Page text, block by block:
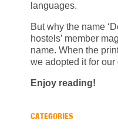
languages.
But why the name
hostels’ member
name. When the
we adopted it for
Enjoy reading!
CATEGORIES